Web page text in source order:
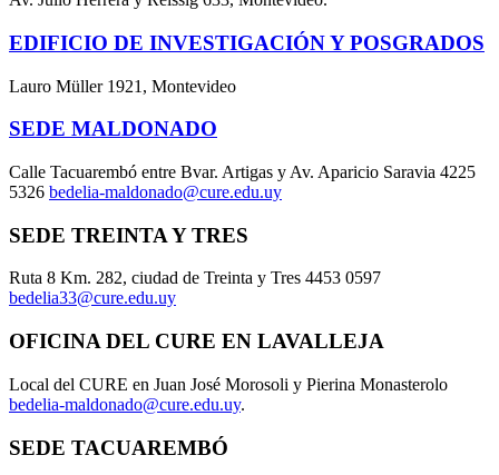
EDIFICIO DE INVESTIGACIÓN Y POSGRADOS
Lauro Müller 1921, Montevideo
SEDE MALDONADO
Calle Tacuarembó entre Bvar. Artigas y Av. Aparicio Saravia 4225
5326 bedelia-maldonado@cure.edu.uy
SEDE TREINTA Y TRES
Ruta 8 Km. 282, ciudad de Treinta y Tres 4453 0597
bedelia33@cure.edu.uy
OFICINA DEL CURE EN LAVALLEJA
Local del CURE en Juan José Morosoli y Pierina Monasterolo
bedelia-maldonado@cure.edu.uy.
SEDE TACUAREMBÓ